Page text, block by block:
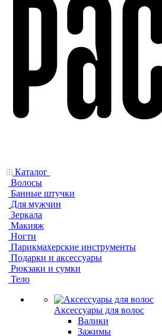
Каталог
Волосы
Банные штучки
Для мужчин
Зеркала
Макияж
Ногти
Парикмахерские инструменты
Подарки и аксессуары
Рюкзаки и сумки
Тело
Аксессуары для волос
Валики
Зажимы